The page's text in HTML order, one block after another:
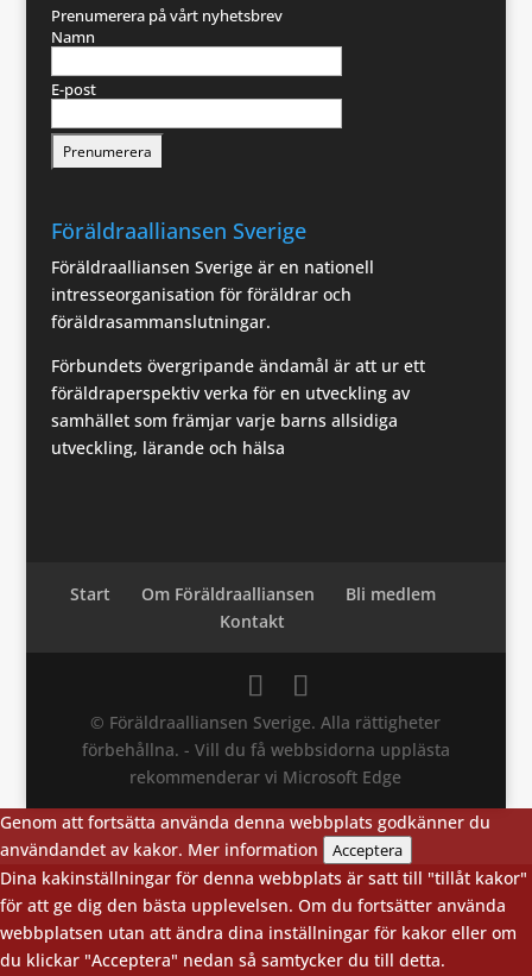
Prenumerera på vårt nyhetsbrev
Namn
E-post
Föräldraalliansen Sverige
Föräldraalliansen Sverige är en nationell
intresseorganisation för föräldrar och
föräldrasammanslutningar.
Förbundets övergripande ändamål är att ur ett
föräldraperspektiv verka för en utveckling av
samhället som främjar varje barns allsidiga
utveckling, lärande och hälsa
Start Om Föräldraalliansen
Bli medlem
Kontakt
© Föräldraalliansen Sverige. Alla rättigheter
förbehållna. - Vill du få webbsidorna upplästa
rekommenderar vi Microsoft Edge
Genom att fortsätta använda denna webbplats godkänner du
användandet av kakor. Mer information Acceptera
Dina kakinställningar för denna webbplats är satt till "tillåt kakor"
för att ge dig den bästa upplevelsen. Om du fortsätter använda
webbplatsen utan att ändra dina inställningar för kakor eller om
du klickar "Acceptera" nedan så samtycker du till detta.